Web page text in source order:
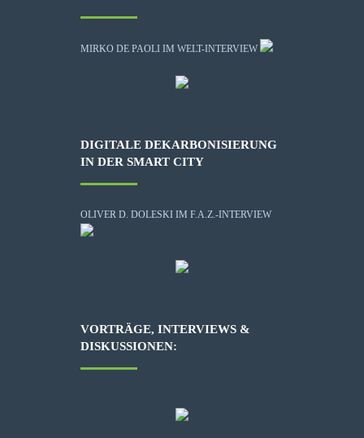
MIRKO DE PAOLI IM WELT-INTERVIEW
DIGITALE DEKARBONISIERUNG
IN DER SMART CITY
OLIVER D. DOLESKI IM F.A.Z.-INTERVIEW
VORTRÄGE, INTERVIEWS &
DISKUSSIONEN: